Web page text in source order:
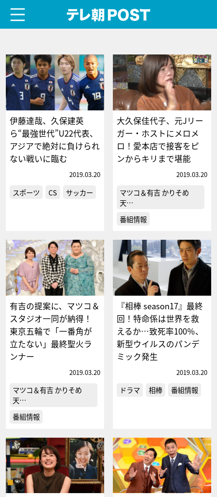
伊藤達哉、久保建英
ら“最強世代”U22代表、
アジアで絶対に負けられ
ない戦いに臨む
2019.03.20
スポーツ CS サッカー
大久保佳代子、元Jリー
ガー・ホストにメロメ
ロ！愛本店で接客をピ
ンからキリまで堪能
2019.03.20
マツコ＆有吉 かりそめ
天…
番組情報
有吉の提案に、マツコ＆
スタジオ一同が納得！
東京五輪で「一番角が
立たない」最終聖火ラ
ンナー
2019.03.20
マツコ＆有吉 かりそめ
天…
番組情報
『相棒 season17』最終
回！特命係は世界を救
えるか…致死率100％、
新型ウイルスのパンデ
ミック発生
2019.03.20
ドラマ 相棒 番組情報